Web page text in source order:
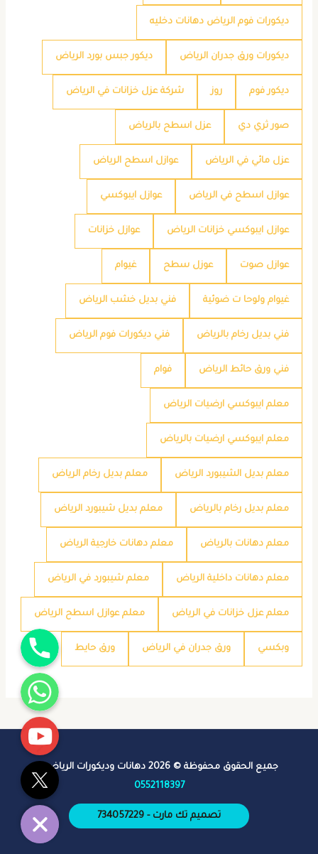
ديكورات فوم الرياض دهانات دخليه
ديكورات ورق جدران الرياض ديكور جبس بورد الرياض
ديكور فوم روز شركة عزل خزانات في الرياض
صور ثري دي عزل اسطح بالرياض
عزل مائي في الرياض عوازل اسطح الرياض
عوازل اسطح في الرياض عوازل ايبوكسي
عوازل ايبوكسي خزانات الرياض عوازل خزانات
عوازل صوت عوزل سطح غيوام
غيوام ولوحا ت ضوئية فني بديل خشب الرياض
فني بديل رخام بالرياض فني ديكورات فوم الرياض
فني ورق حائط الرياض فوام
معلم ايبوكسي ارضيات الرياض
معلم ايبوكسي ارضيات بالرياض
معلم بديل الشيبورد الرياض معلم بديل رخام الرياض
معلم بديل رخام بالرياض معلم بديل شيبورد الرياض
معلم دهانات بالرياض معلم دهانات خارجية الرياض
معلم دهانات داخلية الرياض معلم شيبورد في الرياض
معلم عزل خزانات في الرياض معلم عوازل اسطح الرياض
وبكسي ورق جدران في الرياض ورق حايط
جميع الحقوق محفوظة © 2026 دهانات وديكورات الرياض -
0552118397
تصميم تك مارت - 734057229
جوال
واتساب
يوتيوب
تويتر